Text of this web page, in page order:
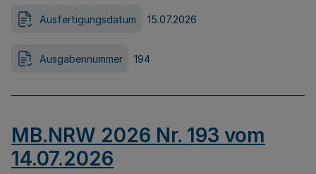
Ausfertigungsdatum 15.07.2026
Ausgabennummer 194
MB.NRW 2026 Nr. 193 vom
14.07.2026